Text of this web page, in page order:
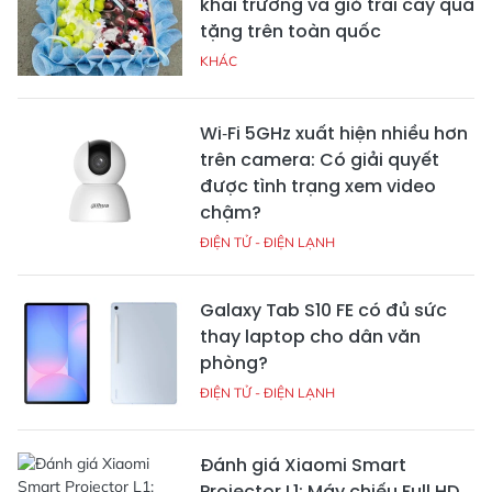
khai trương và giỏ trái cây quà
tặng trên toàn quốc
KHÁC
Wi‑Fi 5GHz xuất hiện nhiều hơn
trên camera: Có giải quyết
được tình trạng xem video
chậm?
ĐIỆN TỬ - ĐIỆN LẠNH
Galaxy Tab S10 FE có đủ sức
thay laptop cho dân văn
phòng?
ĐIỆN TỬ - ĐIỆN LẠNH
Đánh giá Xiaomi Smart